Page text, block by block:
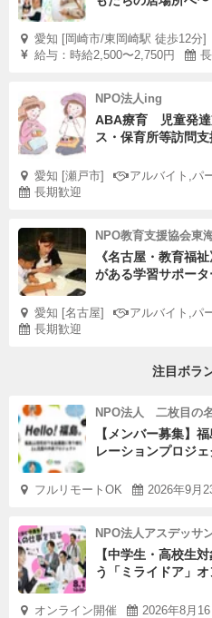
愛知 [岡崎市/東岡崎駅 徒歩12分]
給与：時給2,500〜2,750円
NPO法人ing
ABA療育 児童発達
ス・保育所等訪問
愛知 [瀬戸市] アルバイト,パ
長期歓迎
NPO教育支援協会東
《名古屋・教育福
がある学習サポータ
愛知 [名古屋] アルバイト,パ
長期歓迎
注目ボラ
NPO法人 二枚目の
【メンバー募集】
レーションプロジ
フルリモートOK 2026年9月
NPO法人アスデッサ
【中学生・高校生
う「ミライドア」
オンライン開催 2026年8月